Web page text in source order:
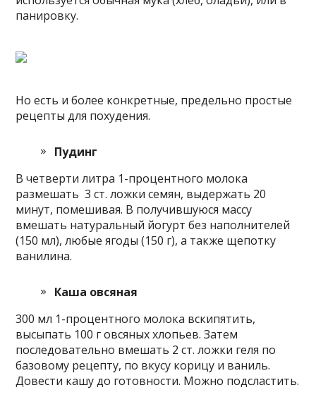
панировку.
Но есть и более конкретные, предельно простые
рецепты для похудения.
Пудинг
В четверти литра 1-процентного молока
размешать 3 ст. ложки семян, выдержать 20
минут, помешивая. В получившуюся массу
вмешать натуральный йогурт без наполнителей
(150 мл), любые ягоды (150 г), а также щепотку
ванилина.
Каша овсяная
300 мл 1-процентного молока вскипятить,
высыпать 100 г овсяных хлопьев. Затем
последовательно вмешать 2 ст. ложки геля по
базовому рецепту, по вкусу корицу и ваниль.
Довести кашу до готовности. Можно подсластить.